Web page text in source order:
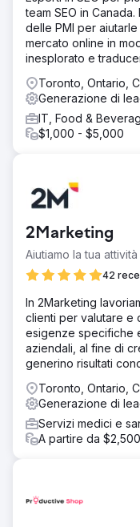
team SEO in
delle PMI per
mercato online in
inesplorato e
Toronto, Ontario,
Generazione di
IT, Food &
$1,000 - $5,000
2Marketing
Aiutiamo la tua
42
In 2Marketing
clienti per valutare e
esigenze specifiche
aziendali, al fine di
generino risultati
Toronto, Ontario,
Generazione di
Servizi medici e
A partire da $2,500